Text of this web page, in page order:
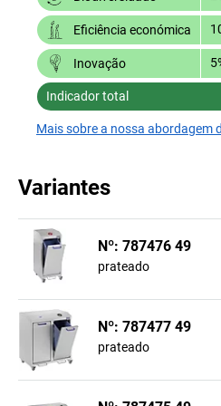
Eficiência económica
Inovação
Indicador total
Mais sobre a nossa abordagem
Variantes
Nº: 787476 49
prateado
Nº: 787477 49
prateado